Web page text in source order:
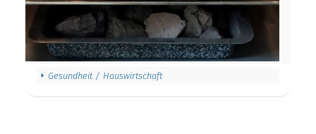
Gesundheit / Hauswirtschaft